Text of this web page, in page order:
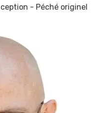
- Péché originel